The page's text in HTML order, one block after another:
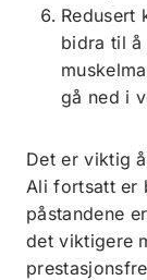
Redusert
bidra til
gå ned i
Det er viktig
Ali fortsatt er
påstandene
det viktigere